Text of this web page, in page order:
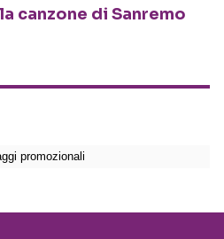
canzone di Sanremo